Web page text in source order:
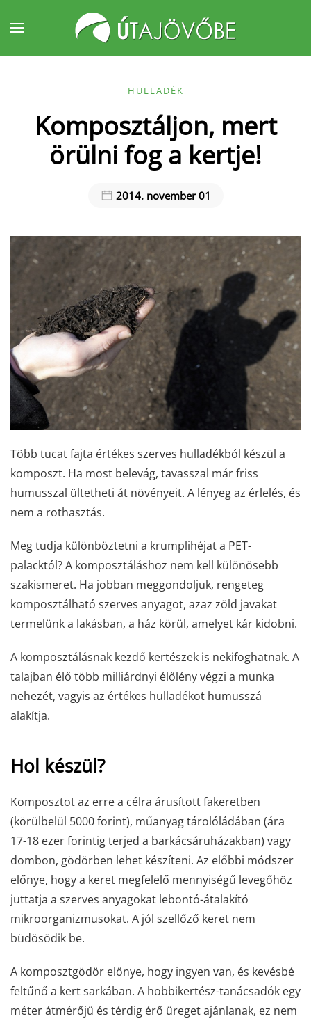
Fő tartalom átugrása
HULLADÉK
Komposztáljon, mert
örülni fog a kertje!
2014. november 01
Több tucat fajta értékes szerves hulladékból készül a
komposzt. Ha most belevág, tavasszal már friss
humusszal ültetheti át növényeit. A lényeg az érlelés, és
nem a rothasztás.
Meg tudja különböztetni a krumplihéjat a PET-
palacktól? A komposztáláshoz nem kell különösebb
szakismeret. Ha jobban meggondoljuk, rengeteg
komposztálható szerves anyagot, azaz zöld javakat
termelünk a lakásban, a ház körül, amelyet kár kidobni.
A komposztálásnak kezdő kertészek is nekifoghatnak. A
talajban élő több milliárdnyi élőlény végzi a munka
nehezét, vagyis az értékes hulladékot humusszá
alakítja.
Hol készül?
Komposztot az erre a célra árusított fakeretben
(körülbelül 5000 forint), műanyag tárolóládában (ára
17-18 ezer forintig terjed a barkácsáruházakban) vagy
dombon, gödörben lehet készíteni. Az előbbi módszer
előnye, hogy a keret megfelelő mennyiségű levegőhöz
juttatja a szerves anyagokat lebontó-átalakító
mikroorganizmusokat. A jól szellőző keret nem
büdösödik be.
A komposztgödör előnye, hogy ingyen van, és kevésbé
feltűnő a kert sarkában. A hobbikertész-tanácsadók egy
méter átmérőjű és térdig érő üreget ajánlanak, ez nem